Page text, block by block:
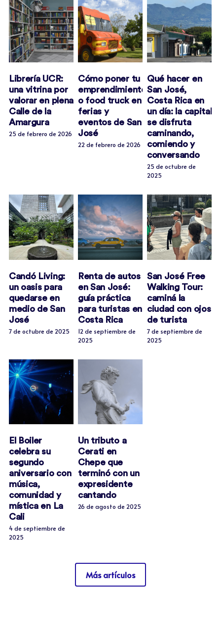
Librería UCR:
una vitrina por
valorar en plena
Calle de la
Amargura
25 de febrero de 2026
Cómo poner tu
emprendimiento
o food truck en
ferias y
eventos de San
José
22 de febrero de 2026
Qué hacer en
San José,
Costa Rica en
un día: la capital
se disfruta
caminando,
comiendo y
conversando
25 de octubre de
2025
Candó Living:
un oasis para
quedarse en
medio de San
José
7 de octubre de 2025
Renta de autos
en San José:
guía práctica
para turistas en
Costa Rica
12 de septiembre de
2025
San José Free
Walking Tour:
caminá la
ciudad con ojos
de turista
7 de septiembre de
2025
El Boiler
celebra su
segundo
aniversario con
música,
comunidad y
mística en La
Cali
4 de septiembre de
2025
Un tributo a
Cerati en
Chepe que
terminó con un
expresidente
cantando
26 de agosto de 2025
Más artículos